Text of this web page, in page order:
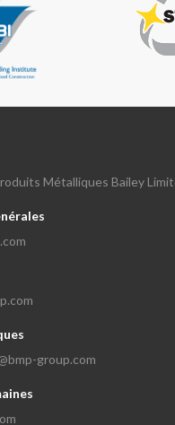
Métalliques Bailey
group.com